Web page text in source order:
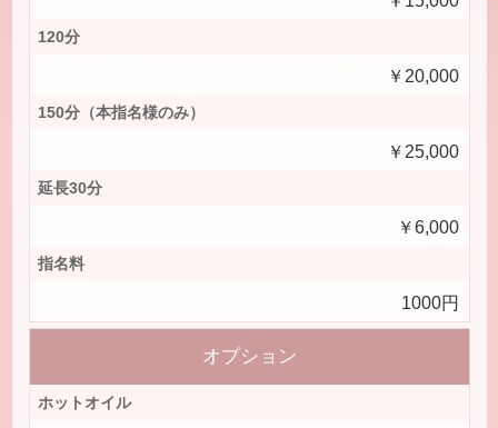
120分
￥20,000
150分（本指名様のみ）
￥25,000
延長30分
￥6,000
指名料
1000円
オプション
ホットオイル